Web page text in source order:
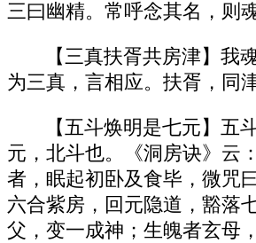
三曰幽精。常呼念其名，则
【三真扶胥共房津】我
为三真，言相应。扶胥，同
【五斗焕明是七元】五
元，北斗也。《洞房诀》云
者，眠起初卧及食毕，微咒
六合紫房，回元隐道，豁落
父，变一成神；生魄者玄母